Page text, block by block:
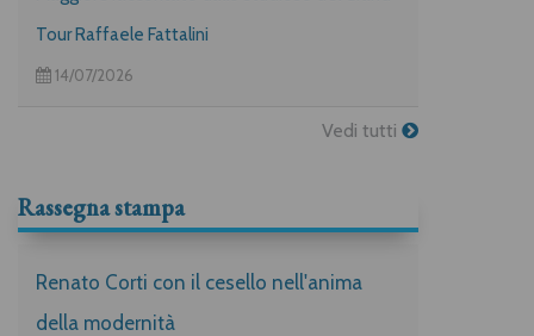
Tour Raffaele Fattalini
14/07/2026
Vedi tutti
Rassegna stampa
Renato Corti con il cesello nell'anima
della modernità